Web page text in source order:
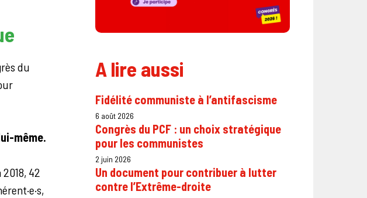
du
même.
42
A lire aussi
Fidélité communiste à l’antifascisme
6 août 2026
Congrès du PCF : un choix stratégique
pour les communistes
2 juin 2026
Un document pour contribuer à lutter
contre l’Extrême-droite